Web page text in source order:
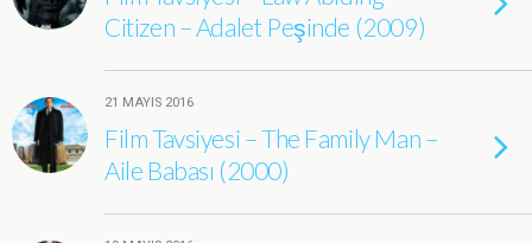
Citizen – Adalet Peşinde (2009)
21 MAYIS 2016
Film Tavsiyesi – The Family Man –
Aile Babası (2000)